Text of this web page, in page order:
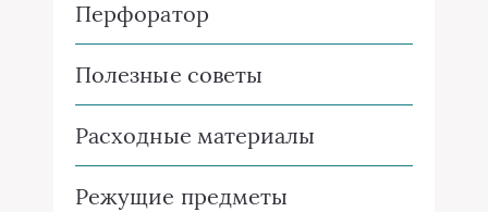
Перфоратор
Полезные советы
Расходные материалы
Режущие предметы